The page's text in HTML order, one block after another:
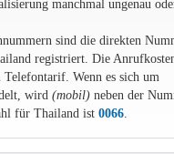
manchmal ungenau
sind die direkten
registriert. Die
Wenn es sich um
wird (mobil)neben der
für Thailand ist 0066.